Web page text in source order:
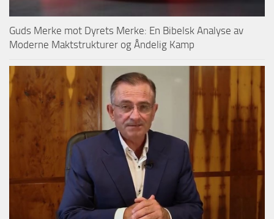
Guds Merke mot Dyrets Merke: En Bibelsk Analyse av
Moderne Maktstrukturer og Åndelig Kamp